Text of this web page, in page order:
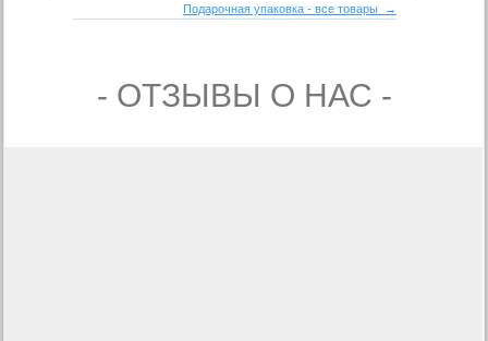
Подарочная упаковка - все товары →
- ОТЗЫВЫ О НАС -